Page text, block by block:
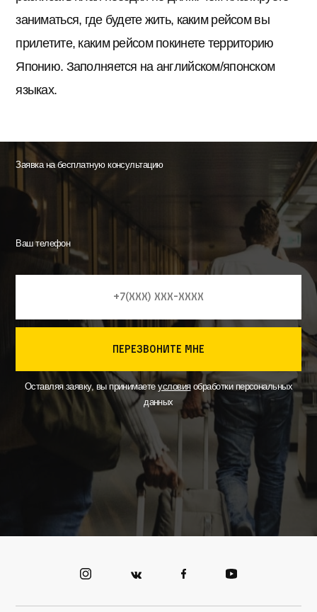
заниматься, где будете жить, каким рейсом вы
прилетите, каким рейсом покинете территорию
Японию. Заполняется на английском/японском
языках.
Заявка на бесплатную консультацию
Ваш телефон
перезвоните мне
Оставляя заявку, вы принимаетеусловияобработки персональных
данных